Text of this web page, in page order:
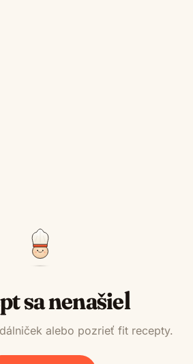
sa nenašiel
alebo pozrieť fit recepty.